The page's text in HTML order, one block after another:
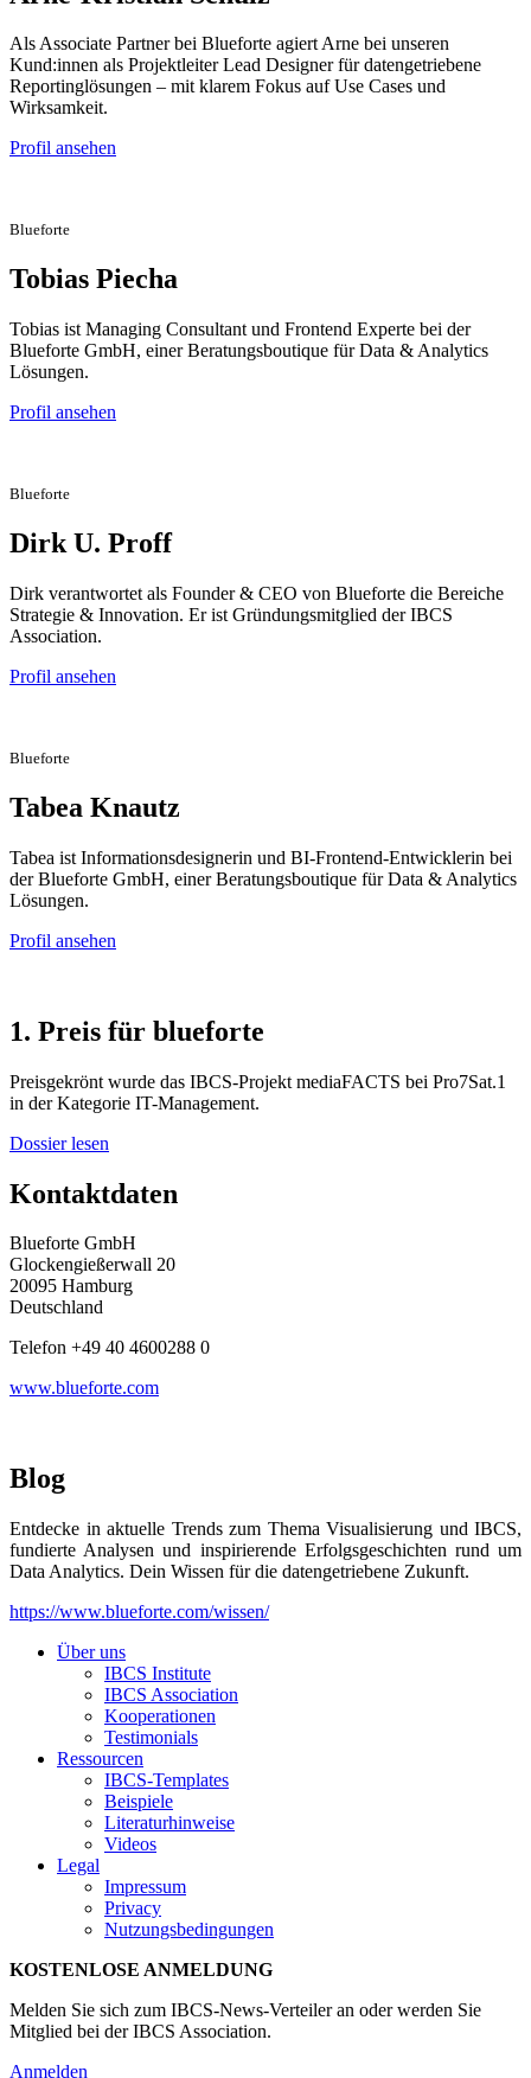
Als Associate Partner bei Blueforte agiert Arne bei unseren
Kund:innen als Projektleiter Lead Designer für datengetriebene
Reportinglösungen – mit klarem Fokus auf Use Cases und
Wirksamkeit.
Profil ansehen
Blueforte
Tobias Piecha
Tobias ist Managing Consultant und Frontend Experte bei der
Blueforte GmbH, einer Beratungsboutique für Data & Analytics
Lösungen.
Profil ansehen
Blueforte
Dirk U. Proff
Dirk verantwortet als Founder & CEO von Blueforte die Bereiche
Strategie & Innovation. Er ist Gründungsmitglied der IBCS
Association.
Profil ansehen
Blueforte
Tabea Knautz
Tabea ist Informationsdesignerin und BI-Frontend-Entwicklerin bei
der Blueforte GmbH, einer Beratungsboutique für Data & Analytics
Lösungen.
Profil ansehen
1. Preis für blueforte
Preisgekrönt wurde das IBCS-Projekt mediaFACTS bei Pro7Sat.1
in der Kategorie IT-Management.
Dossier lesen
Kontaktdaten
Blueforte GmbH
Glockengießerwall 20
20095 Hamburg
Deutschland
Telefon +49 40 4600288 0
www.blueforte.com
Blog
Entdecke in aktuelle Trends zum Thema Visualisierung und IBCS,
fundierte Analysen und inspirierende Erfolgsgeschichten rund um
Data Analytics. Dein Wissen für die datengetriebene Zukunft.
https://www.blueforte.com/wissen/
Über uns
IBCS Institute
IBCS Association
Kooperationen
Testimonials
Ressourcen
IBCS-Templates
Beispiele
Literaturhinweise
Videos
Legal
Impressum
Privacy
Nutzungsbedingungen
KOSTENLOSE ANMELDUNG
Melden Sie sich zum IBCS-News-Verteiler an oder werden Sie
Mitglied bei der IBCS Association.
Anmelden